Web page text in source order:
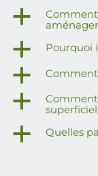
a
a Pourquoi
a
a
a Quelles